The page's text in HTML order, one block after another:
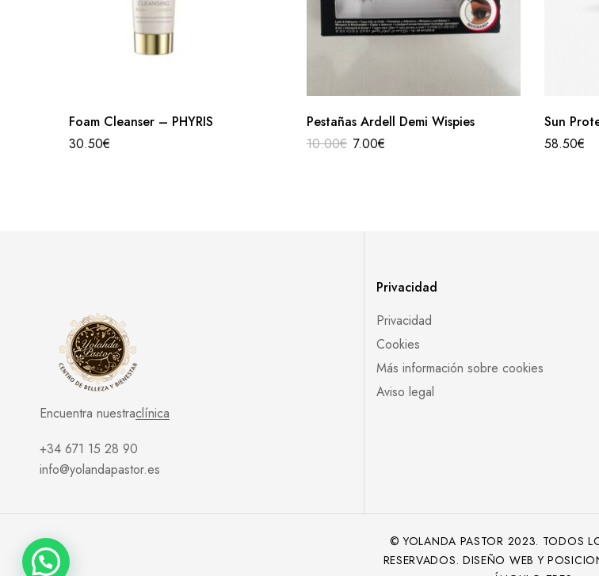
Foam Cleanser – PHYRIS
30.50€
Pestañas Ardell Demi Wispies
10.00€ 7.00€
Sun
58.50€
Encuentra nuestraclínica
+34 671 15 28 90
info@yolandapastor.es
Privacidad
Privacidad
Cookies
Más información sobre cookies
Aviso legal
© YOLANDA PASTOR 2023. TODOS
RESERVADOS. DISEÑO WEB Y